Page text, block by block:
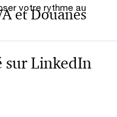
et Douanes
votre rythme au
sur LinkedIn